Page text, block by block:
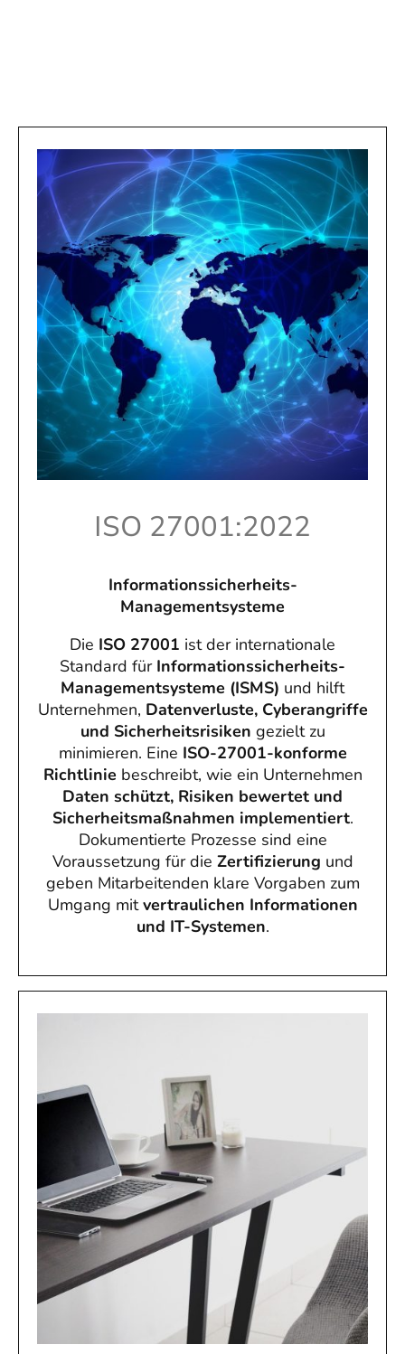
ISO 27001:2022
Informationssicherheits-
Managementsysteme
Die ISO 27001 ist der internationale
Standard für Informationssicherheits-
Managementsysteme (ISMS) und hilft
Unternehmen, Datenverluste, Cyberangriffe
und Sicherheitsrisiken gezielt zu
minimieren. Eine ISO-27001-konforme
Richtlinie beschreibt, wie ein Unternehmen
Daten schützt, Risiken bewertet und
Sicherheitsmaßnahmen implementiert.
Dokumentierte Prozesse sind eine
Voraussetzung für die Zertifizierung und
geben Mitarbeitenden klare Vorgaben zum
Umgang mitvertraulichen Informationen
und IT-Systemen.